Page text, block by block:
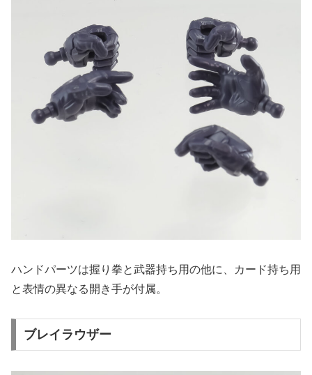
ハンドパーツは握り拳と武器持ち用の他に、カード持ち用
と表情の異なる開き手が付属。
ブレイラウザー